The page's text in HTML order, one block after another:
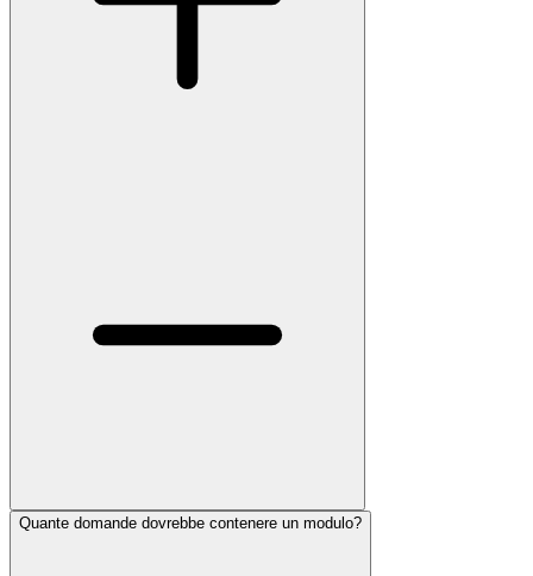
Quante domande dovrebbe contenere un modulo?